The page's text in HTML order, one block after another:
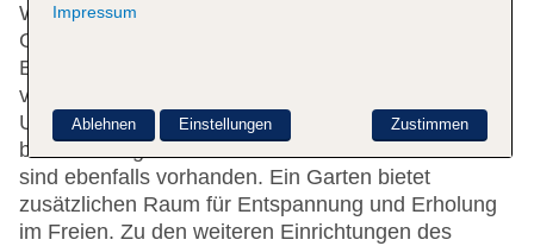
Wechselstube, einen Geldautomaten und einen
Getränkeautomaten. WLAN ist in den öffentlichen
Bereichen verfügbar. Hilfestellung bei der Buchung
von Ausflügen wird am Tourdesk geboten. Die
Unterbringung verfügt über eine Reihe von
behindertengerechten Annehmlichkeiten. Geschäfte
sind ebenfalls vorhanden. Ein Garten bietet
zusätzlichen Raum für Entspannung und Erholung
im Freien. Zu den weiteren Einrichtungen des
Impressum
Zustimmen
Ablehnen Einstellungen